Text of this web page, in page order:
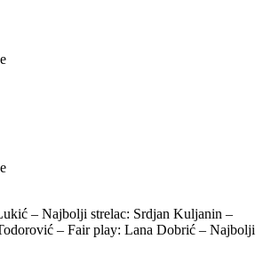
– Najbolji strelac: Srdjan Kuljanin –
– Fair play: Lana Dobrić – Najbolji